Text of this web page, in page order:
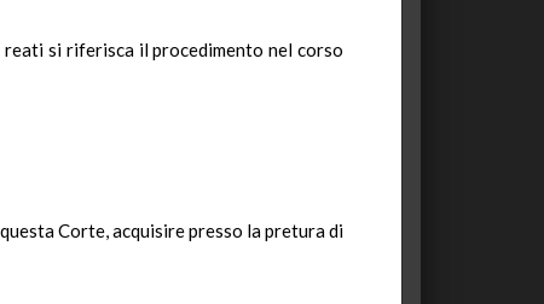
si riferisca il procedimento nel corso
Corte, acquisire presso la pretura di